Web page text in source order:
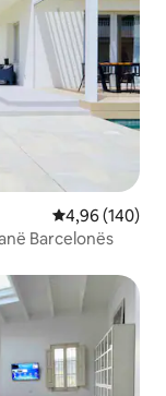
Vlerësimi
4,96 (140)
Barcelonës